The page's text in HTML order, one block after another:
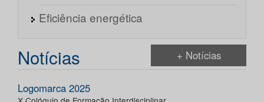
Eficiência energética
Notícias + Notícias
Logomarca 2025